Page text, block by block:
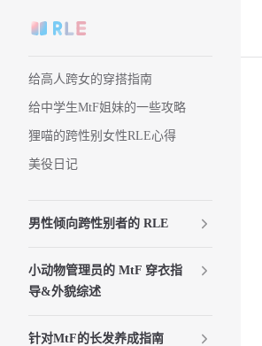
Skip to content
给高人跨女的穿搭指南
给中学生MtF姐妹的一些攻略
狸喵的跨性别女性RLE心得
美役日记
男性倾向跨性别者的 RLE
小动物管理员的 MtF 穿衣指
导&外貌综述
针对MtF的长发养成指南